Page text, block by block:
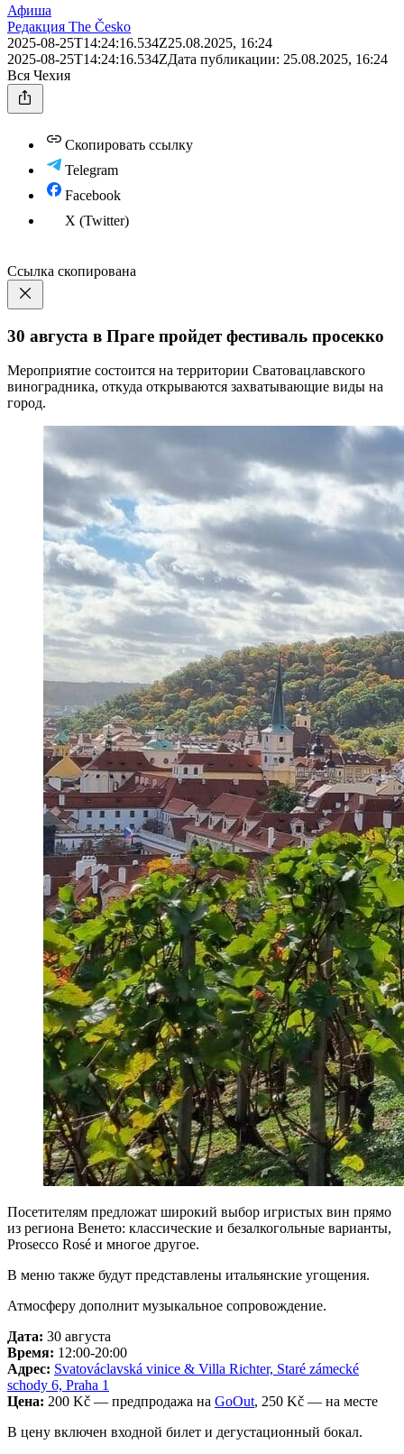
Афиша
Редакция The Česko
2025-08-25T14:24:16.534Z25.08.2025, 16:24
2025-08-25T14:24:16.534ZДата публикации: 25.08.2025, 16:24
Вся Чехия
Скопировать ссылку
Telegram
Facebook
X (Twitter)
Ссылка скопирована
30 августа в Праге пройдет фестиваль просекко
Мероприятие состоится на территории Сватовацлавского
виноградника, откуда открываются захватывающие виды на
город.
Посетителям предложат широкий выбор игристых вин прямо
из региона Венето: классические и безалкогольные варианты,
Prosecco Rosé и многое другое.
В меню также будут представлены итальянские угощения.
Атмосферу дополнит музыкальное сопровождение.
Дата: 30 августа
Время: 12:00-20:00
Адрес: Svatováclavská vinice & Villa Richter, Staré zámecké
schody 6, Praha 1
Цена: 200 Kč — предпродажа на GoOut, 250 Kč — на месте
В цену включен входной билет и дегустационный бокал.